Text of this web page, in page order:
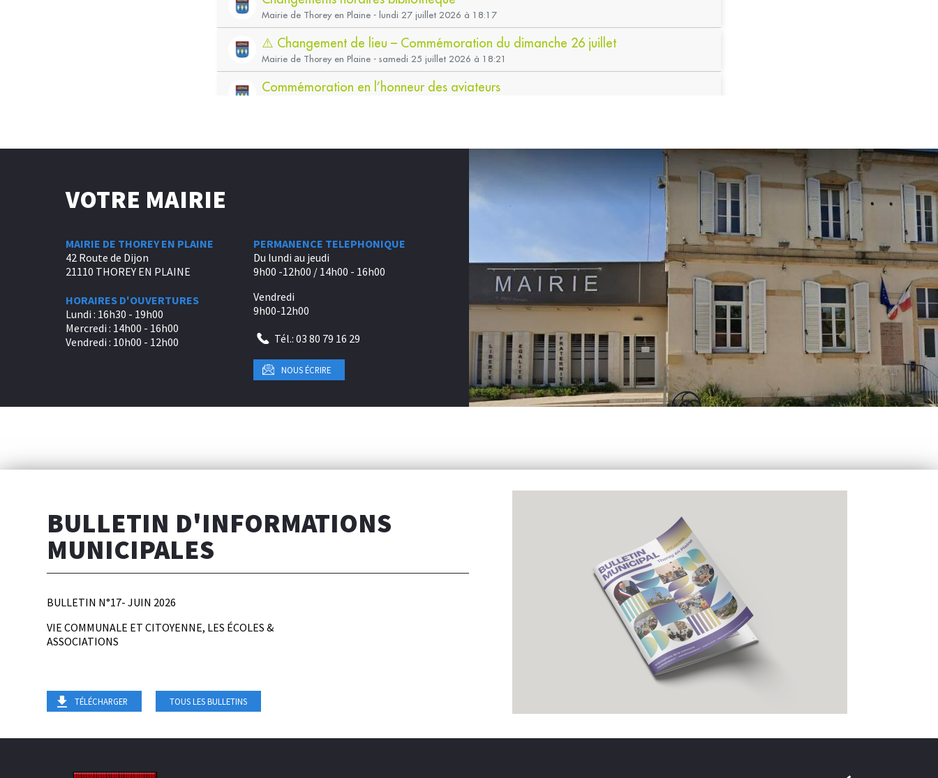
VOTRE MAIRIE
MAIRIE DE THOREY EN PLAINE
42 Route de Dijon
21110 THOREY EN PLAINE
HORAIRES D'OUVERTURES
Lundi : 16h30 - 19h00
Mercredi : 14h00 - 16h00
Vendredi : 10h00 - 12h00
PERMANENCE TELEPHONIQUE
Du lundi au jeudi
9h00 -12h00 / 14h00 - 16h00
Vendredi
9h00-12h00
Tél.: 03 80 79 16 29
NOUS ÉCRIRE
BULLETIN D'INFORMATIONS
MUNICIPALES
BULLETIN N°17- JUIN 2026
VIE COMMUNALE ET CITOYENNE, LES ÉCOLES &
ASSOCIATIONS
TÉLÉCHARGER TOUS LES BULLETINS